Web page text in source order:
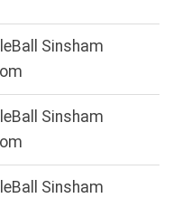
Sinsham
Sinsham
Sinsham